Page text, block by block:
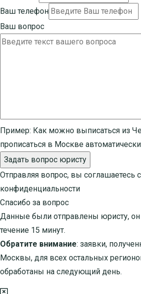
Ваш телефон
Ваш вопрос
Пример: Как можно выписаться из
прописаться в Москве
Задать вопрос юристу
Отправляя вопрос, вы соглашаетесь
конфиденциальности
Спасибо за вопрос
Данные были отправлены юристу, он
течение 15 минут.
Обратите внимание: заявки,
Москвы, для всех остальных
обработаны на следующий день.